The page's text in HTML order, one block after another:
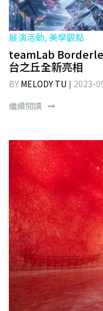
展演活動, 美學觀點
teamLab
台之丘全新亮相
BY MELODY TU
2023-
繼續閱讀